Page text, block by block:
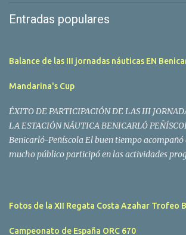
Entradas populares
Balance de las III jornadas náuticas EN
Mandarina's Cup
ÉXITO DE PARTICIPACIÓN DE LAS III
LA ESTACIÓN NÁUTICA BENICARLÓ
Benicarló-Peñíscola El buen tiempo
mucho público participó en las actividades
embarcación Garví, un Malbec 240 del armador
la merecida vencedora de la prueba, en la que
Fotos de la XII Regata Costa Azahar Trofeo
Campeonato de España ORC 670